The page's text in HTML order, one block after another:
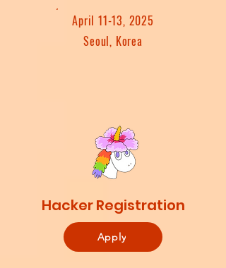
April 11-13, 2025
Seoul, Korea
Hacker Registration
Apply